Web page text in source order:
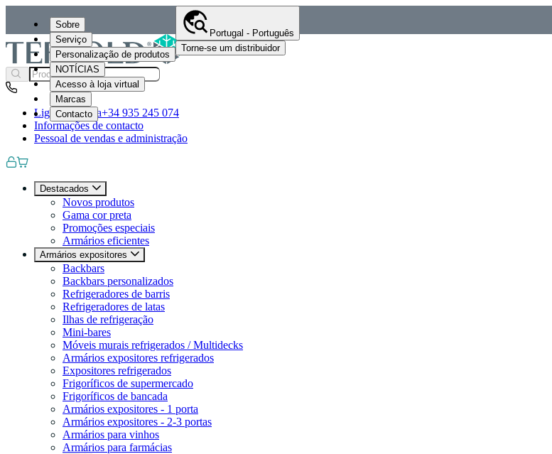
Sobre
Serviço
Personalização de produtos
NOTÍCIAS
Acesso à loja virtual
Marcas
Contacto
Portugal - Português
Torne-se um distribuidor
Ligue-nos para+34 935 245 074
Informações de contacto
Pessoal de vendas e administração
Destacados
Novos produtos
Gama cor preta
Promoções especiais
Armários eficientes
Armários expositores
Backbars
Backbars personalizados
Refrigeradores de barris
Refrigeradores de latas
Ilhas de refrigeração
Mini-bares
Móveis murais refrigerados / Multidecks
Armários expositores refrigerados
Expositores refrigerados
Frigoríficos de supermercado
Frigoríficos de bancada
Armários expositores - 1 porta
Armários expositores - 2-3 portas
Armários para vinhos
Armários para farmácias